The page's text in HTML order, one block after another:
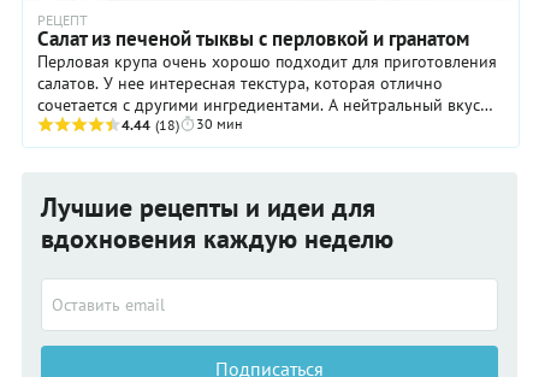
РЕЦЕПТ
Салат из печеной тыквы с перловкой и гранатом
Перловая крупа очень хорошо подходит для приготовления
салатов. У нее интересная текстура, которая отлично
сочетается с другими ингредиентами. А нейтральный вкус
позволяет ...4.44 (18) 30 мин
Лучшие рецепты и идеи для
вдохновения каждую неделю
Подписаться